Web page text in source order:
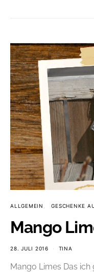
ALLGEMEIN GESCHENKE
Mango
28. JULI 2016 TINA
Mango Limes Das